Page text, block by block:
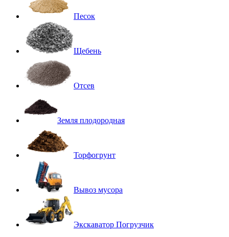
Песок
Щебень
Отсев
Земля плодородная
Торфогрунт
Вывоз мусора
Экскаватор Погрузчик